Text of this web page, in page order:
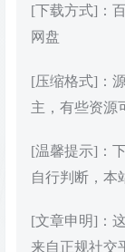
[下载方式]：
网盘
[压缩格式]：
主，有些资源
[温馨提示]：
自行判断，本
[文章申明]：
来自正规社交